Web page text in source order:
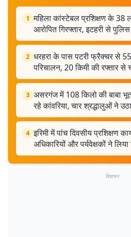
1 महिला कांस्टेबल प्रशिक्षण के 38
आरोपित गिरफ्तार, इटहरी से
2 धरहरा के पास पटरी फ्रैक्चर से 55
परिचालन, 20 किमी की रफ्तार से
3 असरगंज में 108 किलो की बाबा
रहे कांवरिया, चार श्रद्धालुओं ने
4 इरिमी में पांच दिवसीय प्रशिक्षण
अधिकारियों और पर्यवेक्षकों ने लिया
विज्ञापन